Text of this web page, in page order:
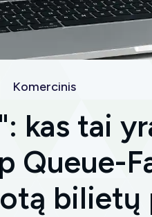
Komercinis
kas tai
Queue-
bilietų